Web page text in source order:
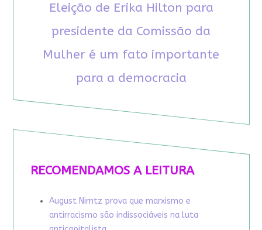
Eleição de Erika Hilton para
presidente da Comissão da
Mulher é um fato importante
para a democracia
RECOMENDAMOS A LEITURA
August Nimtz prova que marxismo e
antirracismo são indissociáveis na luta